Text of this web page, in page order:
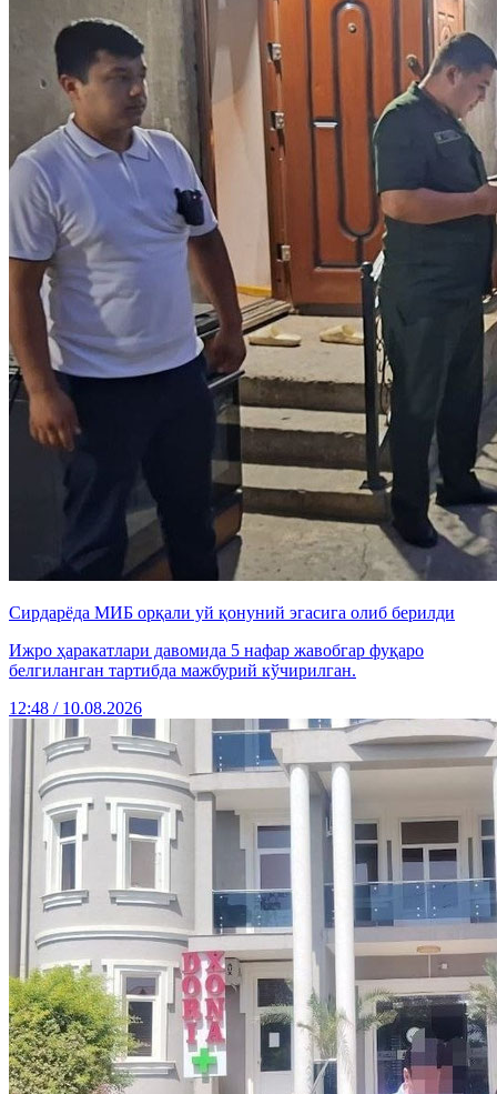
Сирдарёда МИБ орқали уй қонуний эгасига олиб берилди
Ижро ҳаракатлари давомида 5 нафар жавобгар фуқаро
белгиланган тартибда мажбурий кўчирилган.
12:48 / 10.08.2026